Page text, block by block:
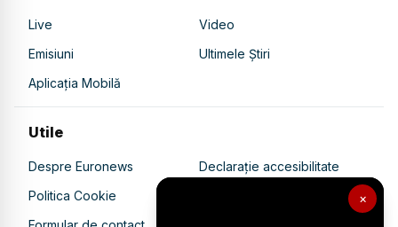
×
Live
Video
Emisiuni
Ultimele Știri
Aplicația Mobilă
Utile
Despre Euronews
Declarație accesibilitate
Politica Cookie
Politica de confidențialitate